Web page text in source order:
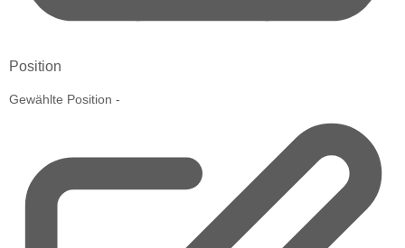
Position
Gewählte Position -